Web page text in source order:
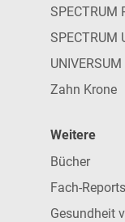
SPECTRUM
SPECTRUM
Zahn Krone
Weitere
Bücher
Fach-Reports
Gesundheit